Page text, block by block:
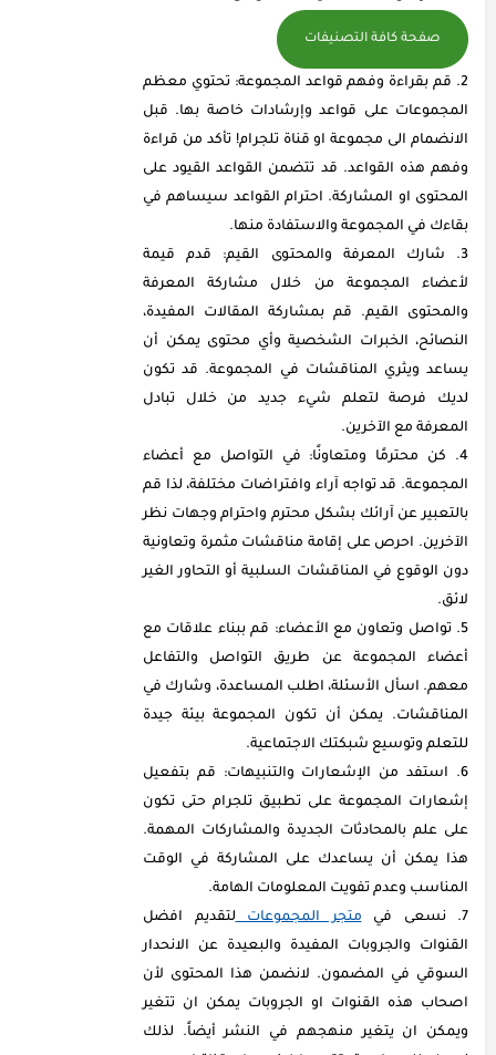
صفحة كافة التصنيفات
قم بقراءة وفهم قواعد المجموعة: تحتوي معظم
المجموعات على قواعد وإرشادات خاصة بها. قبل
الانضمام الى مجموعة او قناة تلجرام! تأكد من قراءة
وفهم هذه القواعد. قد تتضمن القواعد القيود على
المحتوى او المشاركة. احترام القواعد سيساهم في
بقاءك في المجموعة والاستفادة منها.
شارك المعرفة والمحتوى القيم: قدم قيمة
لأعضاء المجموعة من خلال مشاركة المعرفة
والمحتوى القيم. قم بمشاركة المقالات المفيدة،
النصائح، الخبرات الشخصية وأي محتوى يمكن أن
يساعد ويثري المناقشات في المجموعة. قد تكون
لديك فرصة لتعلم شيء جديد من خلال تبادل
المعرفة مع الآخرين.
كن محترمًا ومتعاونًا: في التواصل مع أعضاء
المجموعة. قد تواجه آراء وافتراضات مختلفة، لذا قم
بالتعبير عن آرائك بشكل محترم واحترام وجهات نظر
الآخرين. احرص على إقامة مناقشات مثمرة وتعاونية
دون الوقوع في المناقشات السلبية أو التحاور الغير
لائق.
تواصل وتعاون مع الأعضاء: قم ببناء علاقات مع
أعضاء المجموعة عن طريق التواصل والتفاعل
معهم. اسأل الأسئلة، اطلب المساعدة، وشارك في
المناقشات. يمكن أن تكون المجموعة بيئة جيدة
للتعلم وتوسيع شبكتك الاجتماعية.
استفد من الإشعارات والتنبيهات: قم بتفعيل
إشعارات المجموعة على تطبيق تلجرام حتى تكون
على علم بالمحادثات الجديدة والمشاركات المهمة.
هذا يمكن أن يساعدك على المشاركة في الوقت
المناسب وعدم تفويت المعلومات الهامة.
نسعى فيمتجر المجموعاتلتقديم افضل
القنوات والجروبات المفيدة والبعيدة عن الانحدار
السوقي في المضمون. لانضمن هذا المحتوى لأن
اصحاب هذه القنوات او الجروبات يمكن ان تتغير
ويمكن ان يتغير منهجهم في النشر أيضاً. لذلك